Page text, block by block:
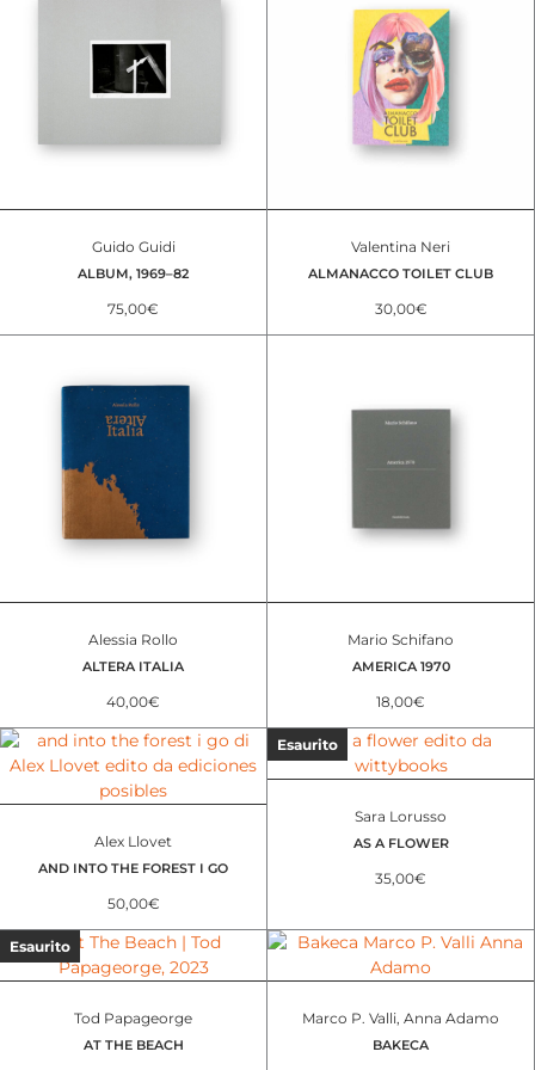
Guido Guidi
ALBUM, 1969–82
75,00€
Valentina Neri
ALMANACCO TOILET CLUB
30,00€
Alessia Rollo
ALTERA ITALIA
40,00€
Mario Schifano
AMERICA 1970
18,00€
Alex Llovet
AND INTO THE FOREST I GO
50,00€
Esaurito
Sara Lorusso
AS A FLOWER
35,00€
Esaurito
Tod Papageorge
AT THE BEACH
Marco P. Valli, Anna Adamo
BAKECA